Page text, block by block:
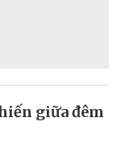
giữa đêm